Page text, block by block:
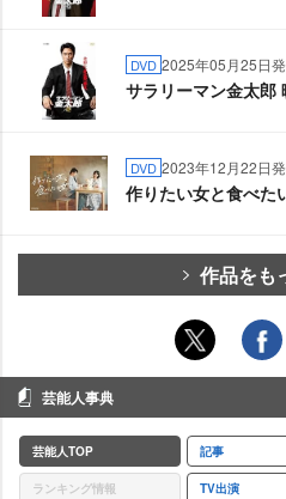
DVD 2025年05月25日
サラリーマン金太郎
DVD 2023年12月22日
作りたい女と食べた
作品をも
芸能人事典
芸能人TOP 記事
ランキング情報 TV出演